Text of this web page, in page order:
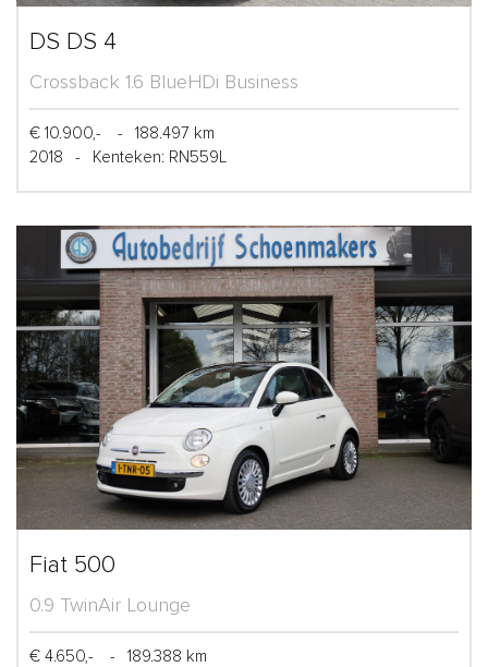
DS DS 4
Crossback 1.6 BlueHDi Business
€ 10.900,- -
188.497 km
2018
- Kenteken: RN559L
Fiat 500
0.9 TwinAir Lounge
€ 4.650,- -
189.388 km